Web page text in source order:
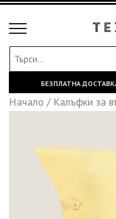
Toggle
БЕЗПЛАТНА
Начало / Калъфки за